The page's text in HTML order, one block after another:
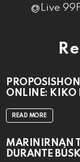
@Live
ONLINE: KIKO
READ MORE
MARINIRNAN
DURANTE